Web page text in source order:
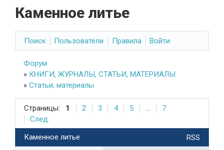
Каменное литье
Поиск Пользователи Правила Войти
Форум
» КНИГИ, ЖУРНАЛЫ, СТАТЬИ, МАТЕРИАЛЫ
» Статьи, материалы
Страницы: 1 2 3 4 5 ...
7
След.
RSS
Каменное литье